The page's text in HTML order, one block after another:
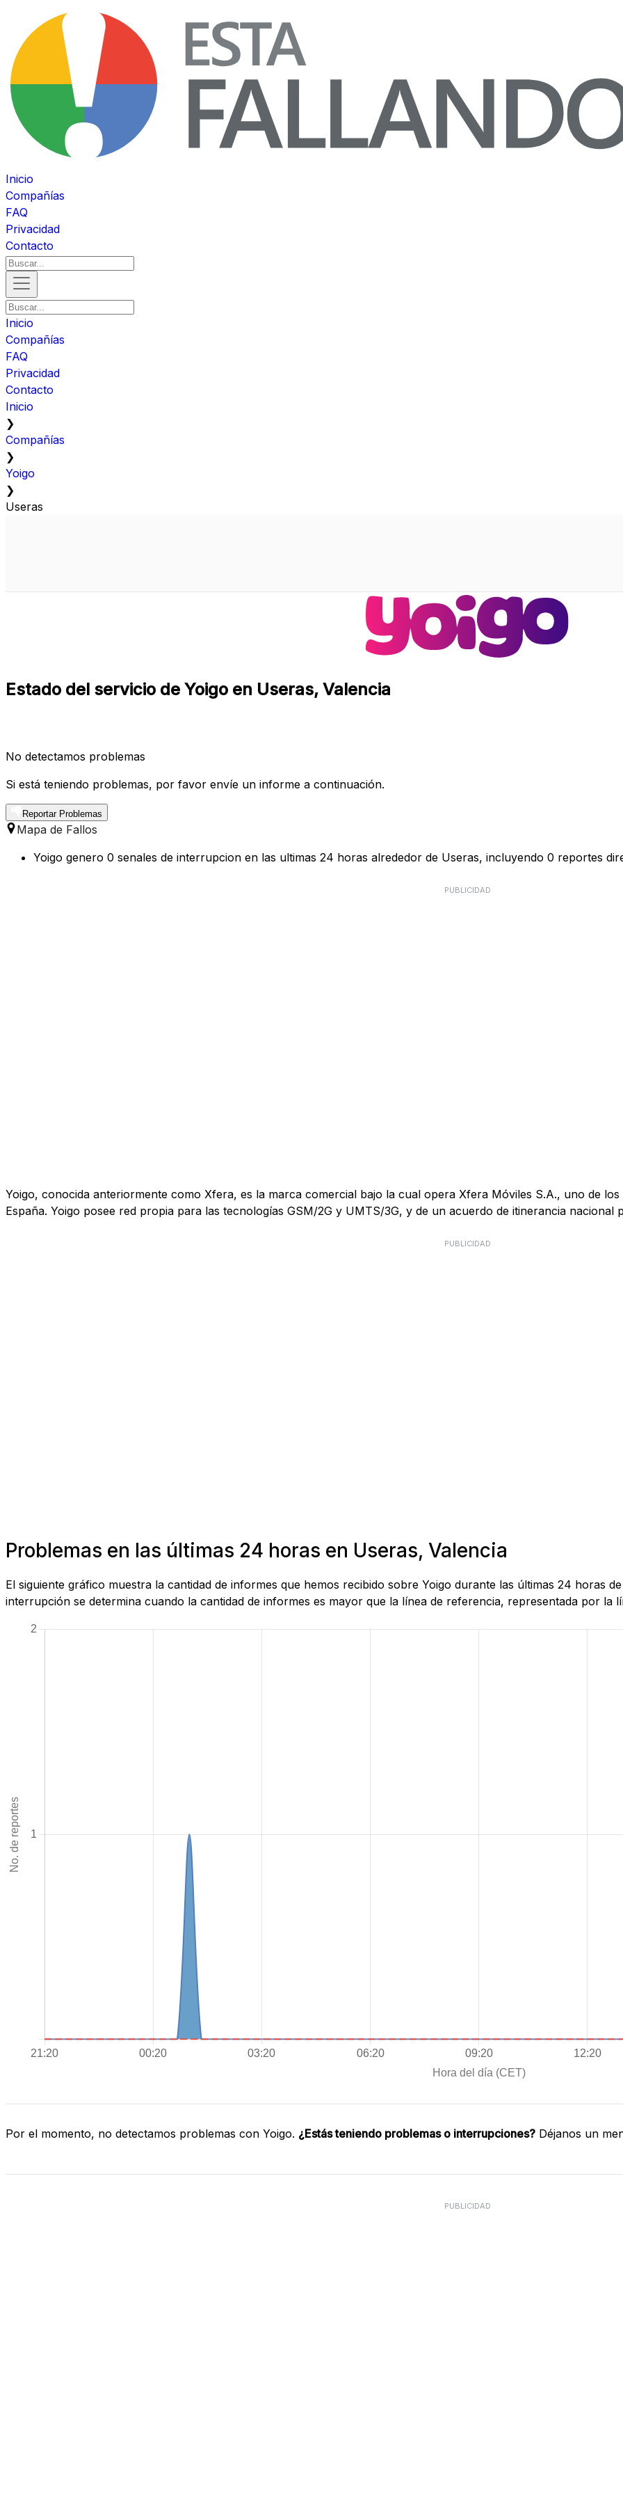
Inicio
Compañías
FAQ
Privacidad
Contacto
Inicio
Compañías
FAQ
Privacidad
Contacto
Inicio
❯
Compañías
❯
Yoigo
❯
Useras
Estado del servicio de Yoigo en Useras, Valencia
No detectamos problemas
Si está teniendo problemas, por favor envíe un informe a continuación.
Reportar Problemas
Mapa de Fallos
Yoigo genero 0 senales de interrupcion en las ultimas 24 horas alrededor de Useras, incluyendo 0 reportes
PUBLICIDAD
Yoigo, conocida anteriormente como Xfera, es la marca comercial bajo la cual opera Xfera Móviles S.A., uno de
España. Yoigo posee red propia para las tecnologías GSM/2G y UMTS/3G, y de un acuerdo de itinerancia nacional
PUBLICIDAD
Problemas en las últimas 24 horas en Useras, Valencia
El siguiente gráfico muestra la cantidad de informes que hemos recibido sobre Yoigo durante las últimas 24 horas
interrupción se determina cuando la cantidad de informes es mayor que la línea de referencia, representada por la
Por el momento, no detectamos problemas con Yoigo. ¿Estás teniendo problemas o interrupciones? Déjanos un
PUBLICIDAD